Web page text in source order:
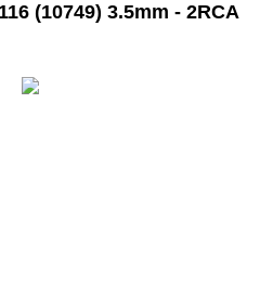
(10749) 3.5mm - 2RCA